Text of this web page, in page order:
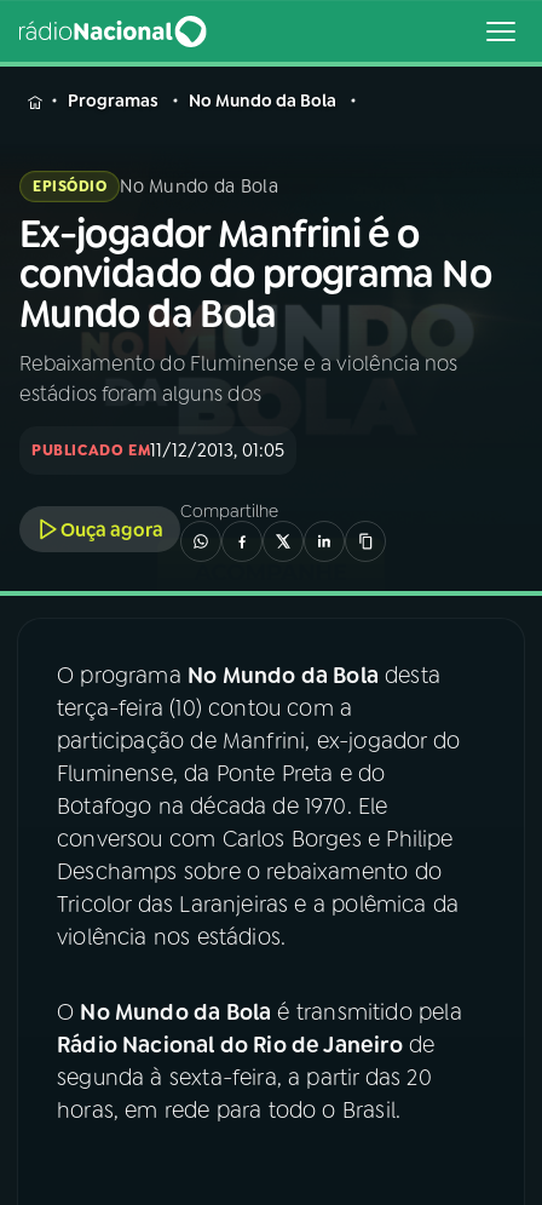
MENU
Buscar
na
Rádio
Nacional
Buscar
AO VIVO
INÍCIO
A RÁDIO
03PROGRAMAÇÃO
04PROGRAMAS
PODCASTS
06VIDEOCASTS
FESTIVAL DE MÚSICA
ACOMPANHE A RÁDIO NACIONAL
Programas No Mundo da Bola
EPISÓDIO No Mundo da Bola
Ex-jogador Manfrini é o
convidado do programa No
Mundo da Bola
Rebaixamento do Fluminense e a violência nos
estádios foram alguns dos
PUBLICADO EM11/12/2013, 01:05
Ouça agora
Compartilhe
O programa No Mundo da Bola desta
terça-feira (10) contou com a
participação de Manfrini, ex-jogador do
Fluminense, da Ponte Preta e do
Botafogo na década de 1970. Ele
conversou com Carlos Borges e Philipe
Deschamps sobre o rebaixamento do
Tricolor das Laranjeiras e a polêmica da
violência nos estádios.
O No Mundo da Bola é transmitido pela
Rádio Nacional do Rio de Janeirode
segunda à sexta-feira, a partir das 20
horas, em rede para todo o Brasil.